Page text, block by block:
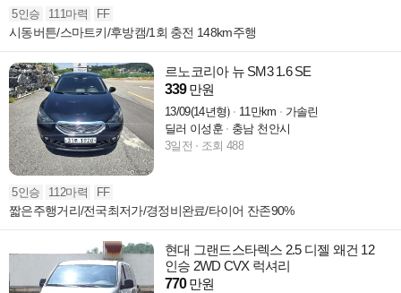
5인승 111마력 FF
시동버튼/스마트키/후방캠/1회 충전 148km주행
르노코리아 뉴 SM3 1.6 SE
339만원
13/09(14년형) 11만km
가솔린
딜러 이성훈
충남 천안시
3일전
조회 488
5인승 112마력 FF
짧은주행거리/전국최저가/경정비완료/타이어 잔존90%
현대 그랜드스타렉스 2.5 디젤 왜건 12
인승 2WD CVX 럭셔리
770만원